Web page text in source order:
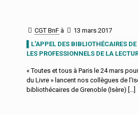
CGT BnF à
13 mars 2017
▌L'APPEL DES BIBLIOTHÉCAIRES
LES PROFESSIONNELS DE LA
« Toutes et tous à Paris le 24 mars
du Livre » lancent nos collègues de
bibliothécaires de Grenoble (Isère) […]